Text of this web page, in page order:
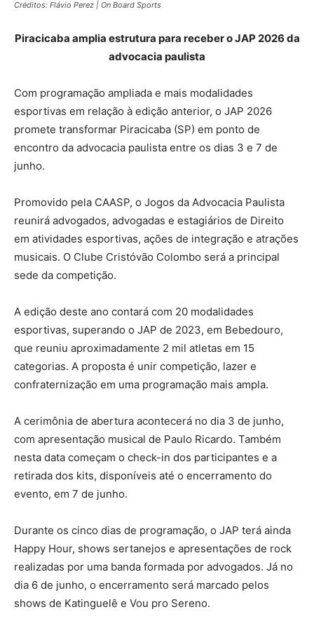
Créditos: Flávio Perez | On Board Sports
Piracicaba amplia estrutura para receber o JAP 2026 da
advocacia paulista
Com programação ampliada e mais modalidades
esportivas em relação à edição anterior, o JAP 2026
promete transformar Piracicaba (SP) em ponto de
encontro da advocacia paulista entre os dias 3 e 7 de
junho.
Promovido pela CAASP, o Jogos da Advocacia Paulista
reunirá advogados, advogadas e estagiários de Direito
em atividades esportivas, ações de integração e atrações
musicais. O Clube Cristóvão Colombo será a principal
sede da competição.
A edição deste ano contará com 20 modalidades
esportivas, superando o JAP de 2023, em Bebedouro,
que reuniu aproximadamente 2 mil atletas em 15
categorias. A proposta é unir competição, lazer e
confraternização em uma programação mais ampla.
A cerimônia de abertura acontecerá no dia 3 de junho,
com apresentação musical de Paulo Ricardo. Também
nesta data começam o check-in dos participantes e a
retirada dos kits, disponíveis até o encerramento do
evento, em 7 de junho.
Durante os cinco dias de programação, o JAP terá ainda
Happy Hour, shows sertanejos e apresentações de rock
realizadas por uma banda formada por advogados. Já no
dia 6 de junho, o encerramento será marcado pelos
shows de Katinguelê e Vou pro Sereno.